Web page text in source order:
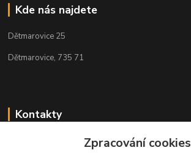
Kde nás najdete
Dětmarovice 25
Dětmarovice, 735 71
Kontakty
+420 731 444 327Zpracování cookies